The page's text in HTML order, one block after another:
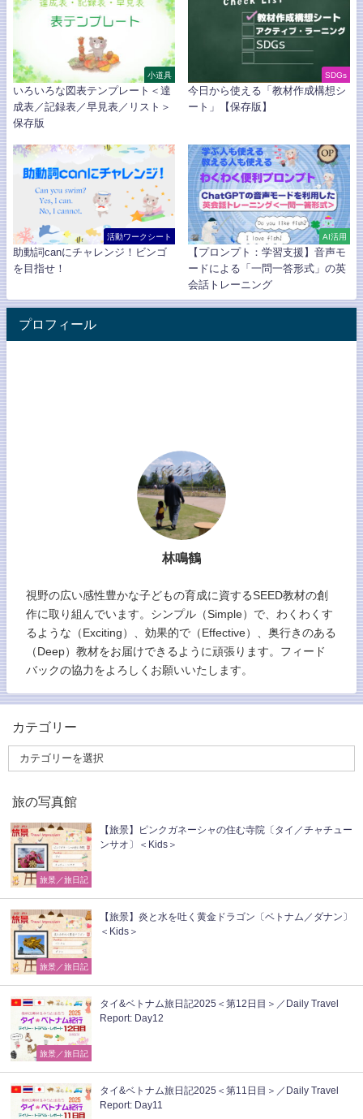
小道具
いろいろな図表テンプレート＜達
成表／記録表／早見表／リスト＞
保存版
SDGs
今日から使える「教材作成構想シ
ート」【保存版】
活動ワークシート
助動詞canにチャレンジ！ビンゴ
を目指せ！
AI活用
【プロンプト：学習支援】音声モ
ードによる「一問一答形式」の英
会話トレーニング
プロフィール
林鳴鶴
視野の広い感性豊かな子どもの育成に資するSEED教材の創
作に取り組んでいます。シンプル（Simple）で、わくわくす
るような（Exciting）、効果的で（Effective）、奥行きのある
（Deep）教材をお届けできるように頑張ります。フィード
バックの協力をよろしくお願いいたします。
カテゴリー
旅の写真館
旅景／旅日記
【旅景】ピンクガネーシャの住む寺院〔タイ／チャチュー
ンサオ〕＜Kids＞
旅景／旅日記
【旅景】炎と水を吐く黄金ドラゴン〔ベトナム／ダナン〕
＜Kids＞
旅景／旅日記
タイ&ベトナム旅日記2025＜第12日目＞／Daily Travel
Report: Day12
タイ&ベトナム旅日記2025＜第11日目＞／Daily Travel
Report: Day11